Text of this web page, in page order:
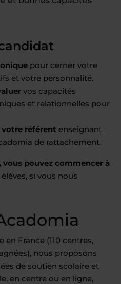
pour cerner votre
et votre personnalité.
vos capacités
et relationnelles pour
référent enseignant
de rattachement.
vous pouvez commencer à
si vous nous
France (110 centres,
nous proposons
de soutien scolaire et
en centre ou en ligne,